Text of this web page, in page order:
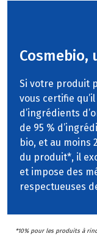
Cosmebio,
Si votre produit
vous certifie
d’ingrédients
de 95 %
bio, et au moins
du produit*, il
et impose des
respectueuses
*10% pour les produits à